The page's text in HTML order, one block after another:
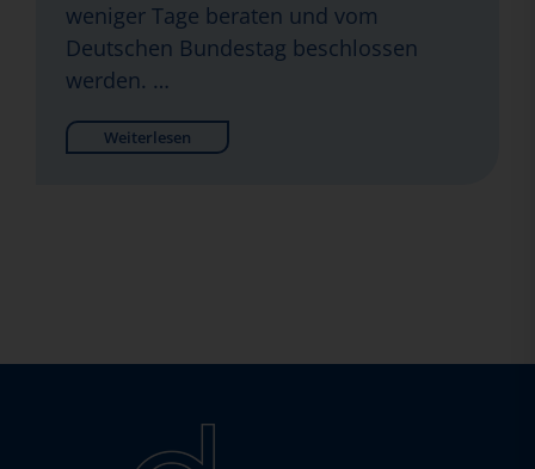
weniger Tage beraten und vom
Deutschen Bundestag beschlossen
werden. …
Weiterlesen